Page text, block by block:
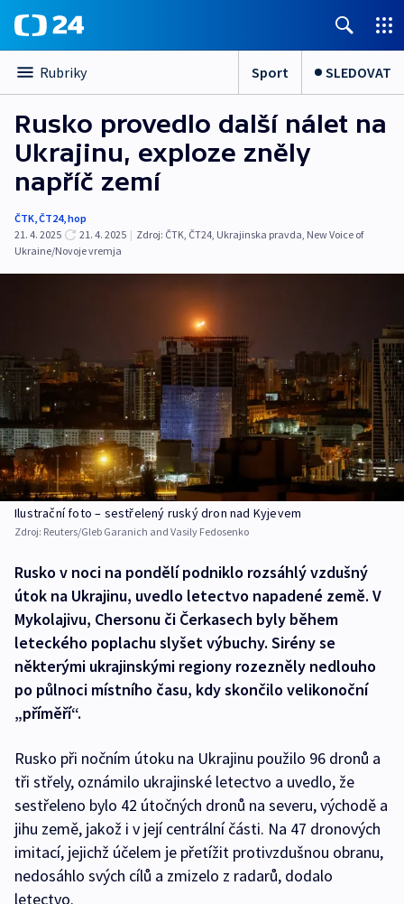
Rubriky Sport SLEDOVAT
Rusko provedlo další nálet na
Ukrajinu, exploze zněly
napříč zemí
ČTK,ČT24,hop
21. 4. 2025
21. 4. 2025 | Zdroj: ČTK, ČT24, Ukrajinska pravda, New Voice of
Ukraine/Novoje vremja
Ilustrační foto – sestřelený ruský dron nad Kyjevem
Zdroj: Reuters/Gleb Garanich and Vasily Fedosenko
Rusko v noci na pondělí podniklo rozsáhlý vzdušný
útok na Ukrajinu, uvedlo letectvo napadené země. V
Mykolajivu, Chersonu či Čerkasech byly během
leteckého poplachu slyšet výbuchy. Sirény se
některými ukrajinskými regiony rozezněly nedlouho
po půlnoci místního času, kdy skončilo velikonoční
„příměří“.
Rusko při nočním útoku na Ukrajinu použilo 96 dronů a
tři střely, oznámilo ukrajinské letectvo a uvedlo, že
sestřeleno bylo 42 útočných dronů na severu, východě a
jihu země, jakož i v její centrální části. Na 47 dronových
imitací, jejichž účelem je přetížit protivzdušnou obranu,
nedosáhlo svých cílů a zmizelo z radarů, dodalo
letectvo.